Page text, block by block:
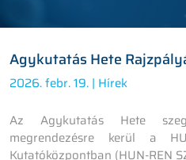
Agykutatás Hete
2026. febr. 19. | Hírek
Az Agykutatás Hete
megrendezésre kerül a
Kutatóközpontban (HUN-REN